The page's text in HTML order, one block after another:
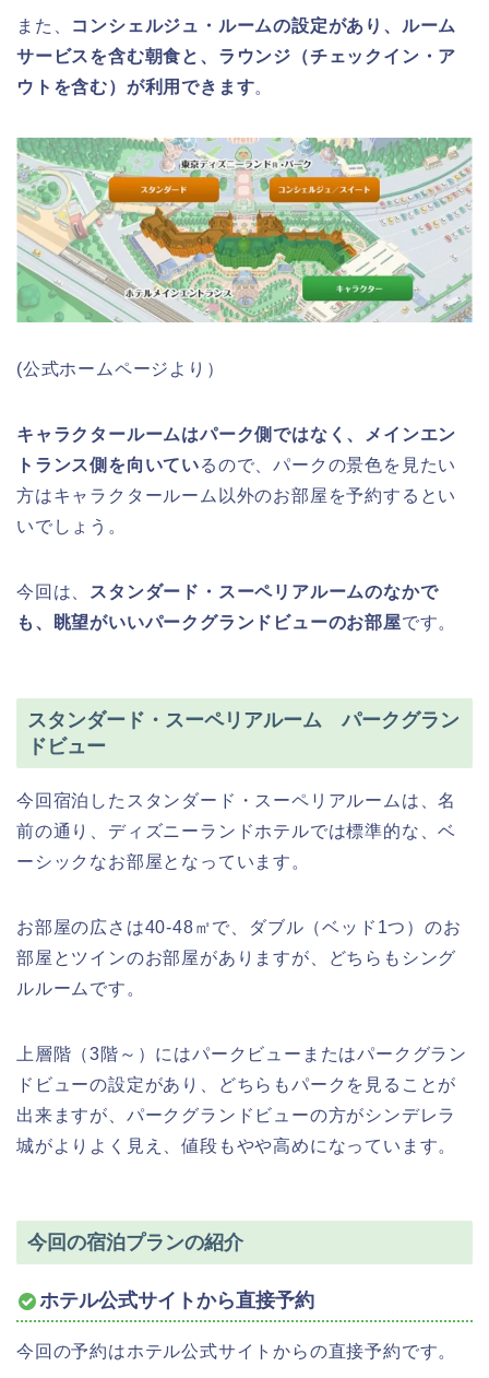
また、 コンシェルジュ・ルームの設定があり、ルーム
サービスを含む朝食と、ラウンジ（チェックイン・ア
ウトを含む）が利用できます。
(公式ホームページより）
キャラクタールームはパーク側ではなく、メインエン
トランス側を向いているので、パークの景色を見たい
方はキャラクタールーム以外のお部屋を予約するとい
いでしょう。
今回は、 スタンダード・スーペリアルームのなかで
も、眺望がいいパークグランドビューのお部屋です。
スタンダード・スーペリアルーム パークグラン
ドビュー
今回宿泊したスタンダード・スーペリアルームは、名
前の通り、ディズニーランドホテルでは標準的な、ベ
ーシックなお部屋となっています。
お部屋の広さは40-48㎡で、ダブル（ベッド1つ）のお
部屋とツインのお部屋がありますが、どちらもシング
ルルームです。
上層階（3階～）にはパークビューまたはパークグラン
ドビューの設定があり、どちらもパークを見ることが
出来ますが、パークグランドビューの方がシンデレラ
城がよりよく見え、値段もやや高めになっています。
今回の宿泊プランの紹介
ホテル公式サイトから直接予約
今回の予約はホテル公式サイトからの直接予約です。